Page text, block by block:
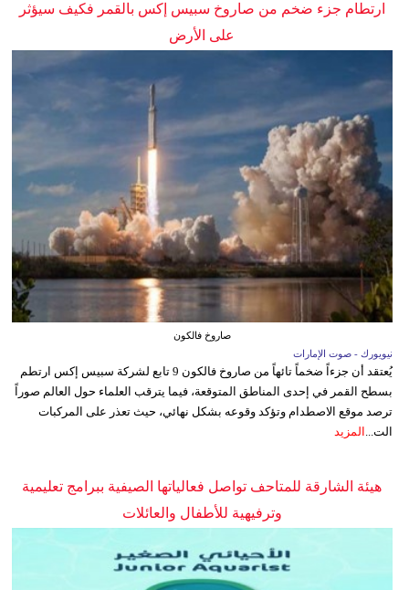
ارتطام جزء ضخم من صاروخ سبيس إكس بالقمر فكيف سيؤثر
على الأرض
صاروخ فالكون
نيويورك - صوت الإمارات
يُعتقد أن جزءاً ضخماً تائهاً من صاروخ فالكون 9 تابع لشركة سبيس إكس ارتطم
بسطح القمر في إحدى المناطق المتوقعة، فيما يترقب العلماء حول العالم صوراً
ترصد موقع الاصطدام وتؤكد وقوعه بشكل نهائي، حيث تعذر على المركبات
الت...
المزيد
هيئة الشارقة للمتاحف تواصل فعالياتها الصيفية ببرامج تعليمية
وترفيهية للأطفال والعائلات